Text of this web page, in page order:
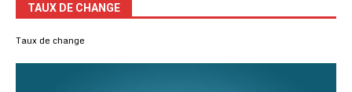
TAUX DE CHANGE
Taux de change